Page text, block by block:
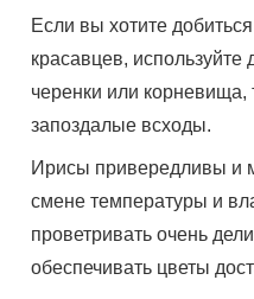
Если вы хотите
красавцев,
черенки или корневища,
запоздалые всходы.
Ирисы привередливы и
смене температуры и
проветривать очень
обеспечивать цветы